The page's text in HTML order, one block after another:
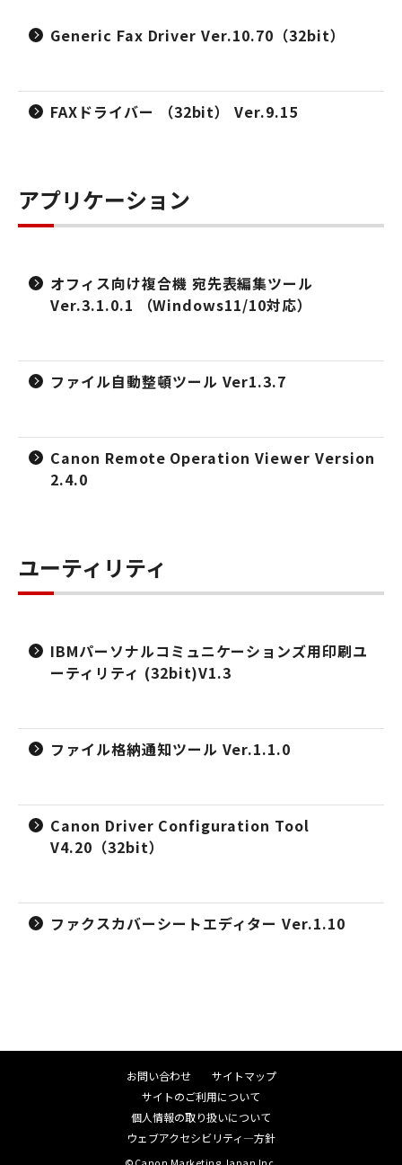
Generic Fax Driver Ver.10.70（32bit）
FAXドライバー （32bit） Ver.9.15
アプリケーション
オフィス向け複合機 宛先表編集ツール
Ver.3.1.0.1 （Windows11/10対応）
ファイル自動整頓ツール Ver1.3.7
Canon Remote Operation Viewer Version
2.4.0
ユーティリティ
IBMパーソナルコミュニケーションズ用印刷ユ
ーティリティ (32bit)V1.3
ファイル格納通知ツール Ver.1.1.0
Canon Driver Configuration Tool
V4.20（32bit）
ファクスカバーシートエディター Ver.1.10
お問い合わせ
サイトマップ
サイトのご利用について
個人情報の取り扱いについて
ウェブアクセシビリティ―方針